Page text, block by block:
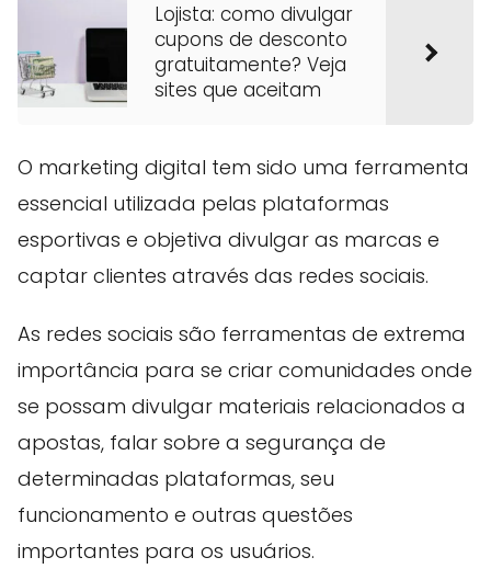
Lojista: como divulgar
cupons de desconto
gratuitamente? Veja
sites que aceitam
O marketing digital tem sido uma ferramenta
essencial utilizada pelas plataformas
esportivas e objetiva divulgar as marcas e
captar clientes através das redes sociais.
As redes sociais são ferramentas de extrema
importância para se criar comunidades onde
se possam divulgar materiais relacionados a
apostas, falar sobre a segurança de
determinadas plataformas, seu
funcionamento e outras questões
importantes para os usuários.